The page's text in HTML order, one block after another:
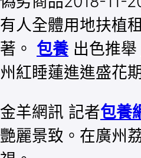
有人全體用地扶植
著。 包養出色推舉
州紅睡蓮進進盛花
金羊網訊 記者包養
艷麗景致。在廣州